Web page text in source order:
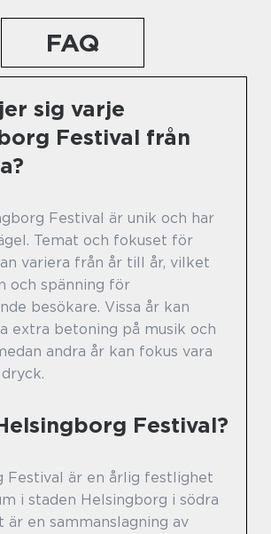
FAQ
sig varje
Festival från
Festival är unik och har
Temat och fokuset för
variera från år till år, vilket
och spänning för
besökare. Vissa år kan
extra betoning på musik och
andra år kan fokus vara
Festival?
Festival är en årlig festlighet
i staden Helsingborg i södra
är en sammanslagning av